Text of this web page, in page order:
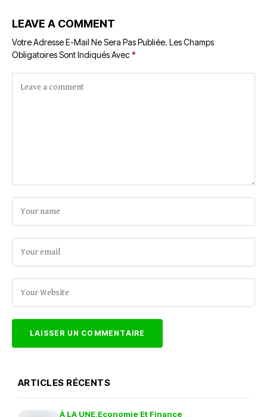
LEAVE A COMMENT
Votre Adresse E-Mail Ne Sera Pas Publiée. Les Champs
Obligatoires Sont Indiqués Avec*
ARTICLES RÉCENTS
À LA UNE Economie Et Finance